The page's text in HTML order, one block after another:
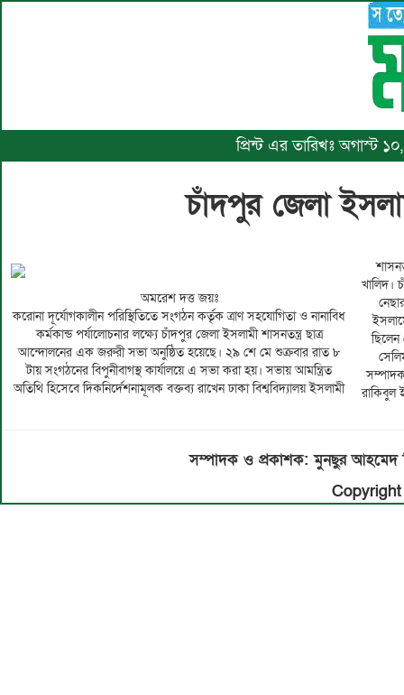
প্রিন্ট এর তারিখঃ অগাস্ট
চাঁদপুর জেলা
অমরেশ দত্ত জয়ঃ
করোনা দূর্যোগকালীন পরিস্থিতিতে সংগঠন কর্তৃক ত্রাণ সহযোগিতা ও নানাবিধ
কর্মকান্ড পর্যালোচনার লক্ষ্যে চাঁদপুর জেলা ইসলামী শাসনতন্ত্র ছাত্র
আন্দোলনের এক জরুরী সভা অনুষ্ঠিত হয়েছে। ২৯ শে মে শুক্রবার রাত ৮
টায় সংগঠনের বিপুনীবাগস্থ কার্যালয়ে এ সভা করা হয়। সভায় আমন্ত্রিত
অতিথি হিসেবে দিকনির্দেশনামূলক বক্তব্য রাখেন ঢাকা বিশ্ববিদ্যালয় ইসলামী
খালিদ।
রাকিবুল
ও
সম্পর্কে
সম্পাদক ও প্রকাশক: মুনছুর আহমেদ